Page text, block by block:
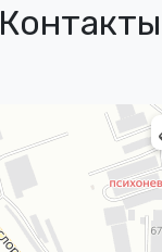
Контакты